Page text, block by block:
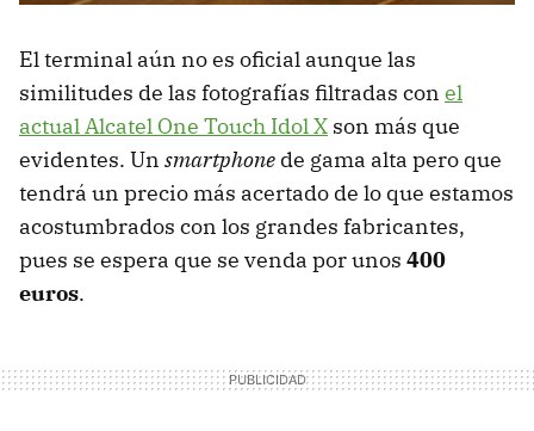
El terminal aún no es oficial aunque las
similitudes de las fotografías filtradas con el
actual Alcatel One Touch Idol X son más que
evidentes. Un smartphone de gama alta pero que
tendrá un precio más acertado de lo que estamos
acostumbrados con los grandes fabricantes,
pues se espera que se venda por unos 400
euros.